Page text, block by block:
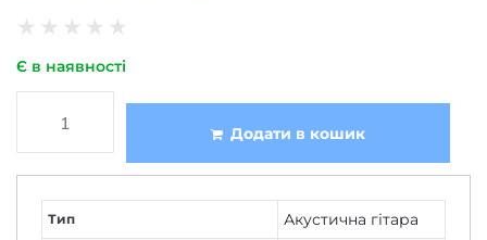
★ ★ ★ ★ ★
Є в наявності
Додати в кошик
Тип Акустична гітара